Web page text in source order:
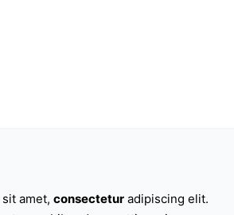
amet, consectetur adipiscing elit.